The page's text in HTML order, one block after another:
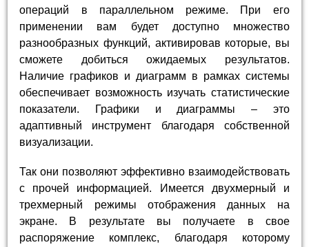
операций в параллельном режиме. При его
применении вам будет доступно множество
разнообразных функций, активировав которые, вы
сможете добиться ожидаемых результатов.
Наличие графиков и диаграмм в рамках системы
обеспечивает возможность изучать статистические
показатели. Графики и диаграммы – это
адаптивный инструмент благодаря собственной
визуализации.
Так они позволяют эффективно взаимодействовать
с прочей информацией. Имеется двухмерный и
трехмерный режимы отображения данных на
экране. В результате вы получаете в свое
распоряжение комплекс, благодаря которому